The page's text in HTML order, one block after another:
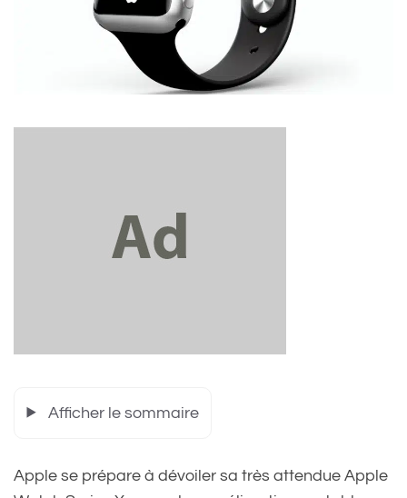
Afficher le sommaire
Apple se prépare à dévoiler sa très attendue Apple